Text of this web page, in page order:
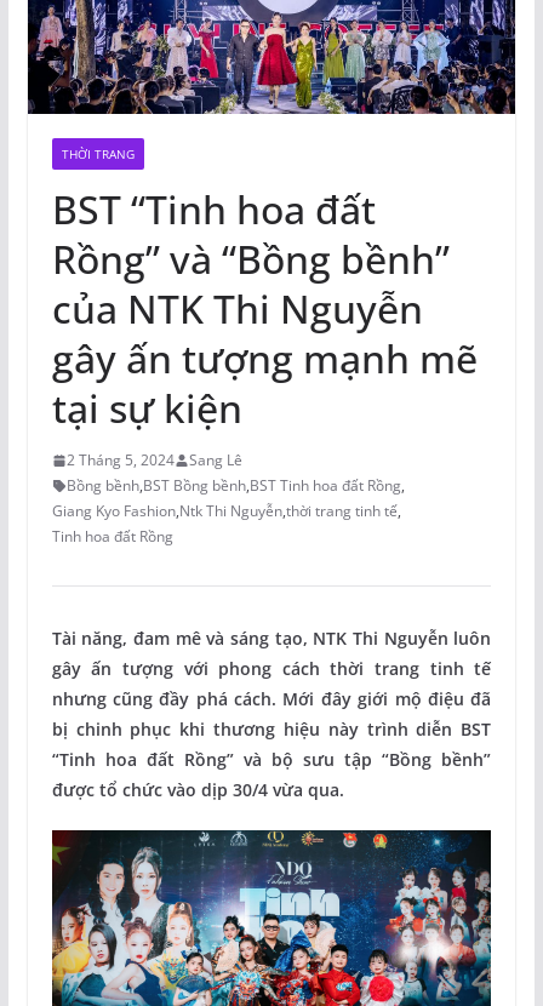
THỜI TRANG
BST “Tinh hoa đất
Rồng” và “Bồng bềnh”
của NTK Thi Nguyễn
gây ấn tượng mạnh mẽ
tại sự kiện
2 Tháng 5, 2024
Sang Lê
Bồng bềnh,BST Bồng bềnh,BST Tinh hoa đất Rồng,
Giang Kyo Fashion,Ntk Thi Nguyễn,thời trang tinh tế,
Tinh hoa đất Rồng
Tài năng, đam mê và sáng tạo, NTK Thi Nguyễn luôn
gây ấn tượng với phong cách thời trang tinh tế
nhưng cũng đầy phá cách. Mới đây giới mộ điệu đã
bị chinh phục khi thương hiệu này trình diễn BST
“Tinh hoa đất Rồng” và bộ sưu tập “Bồng bềnh”
được tổ chức vào dịp 30/4 vừa qua.